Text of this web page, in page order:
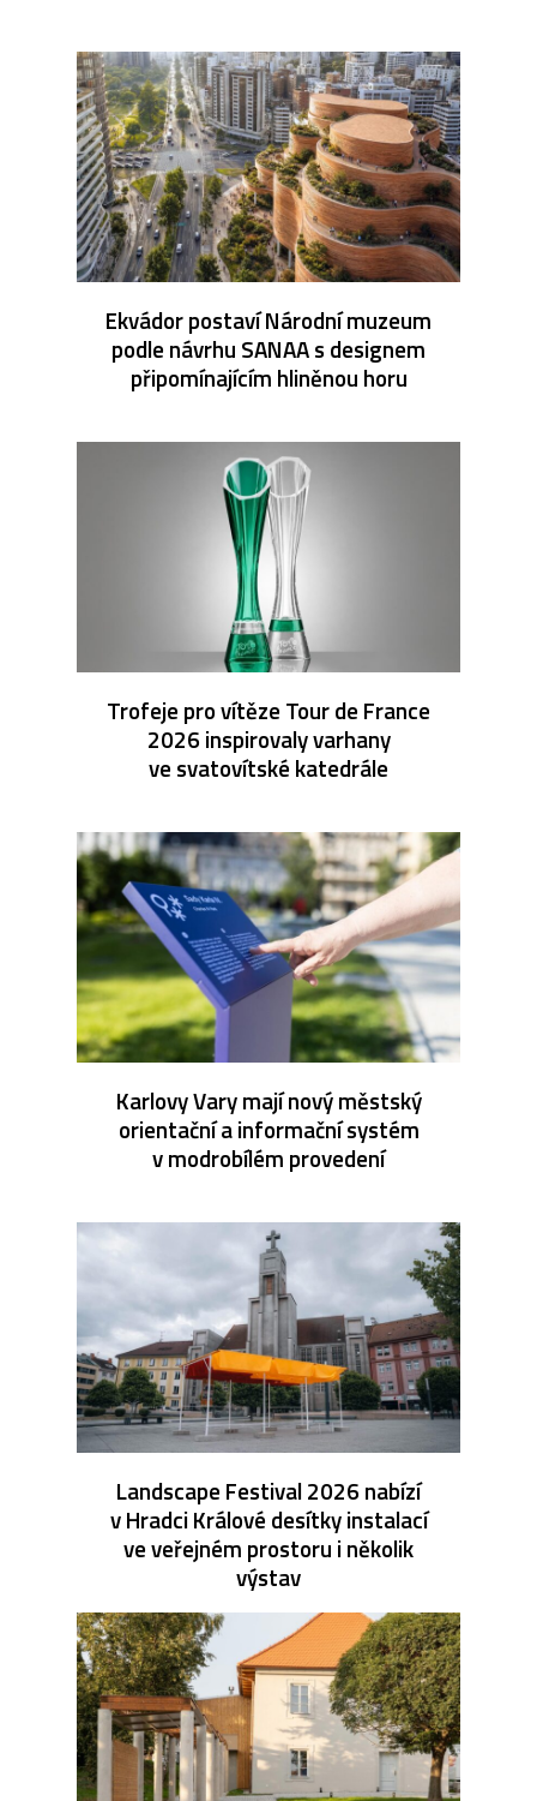
Ekvádor postaví Národní muzeum
podle návrhu SANAA s designem
připomínajícím hliněnou horu
Trofeje pro vítěze Tour de France
2026 inspirovaly varhany
ve svatovítské katedrále
Karlovy Vary mají nový městský
orientační a informační systém
v modrobílém provedení
Landscape Festival 2026 nabízí
v Hradci Králové desítky instalací
ve veřejném prostoru i několik
výstav